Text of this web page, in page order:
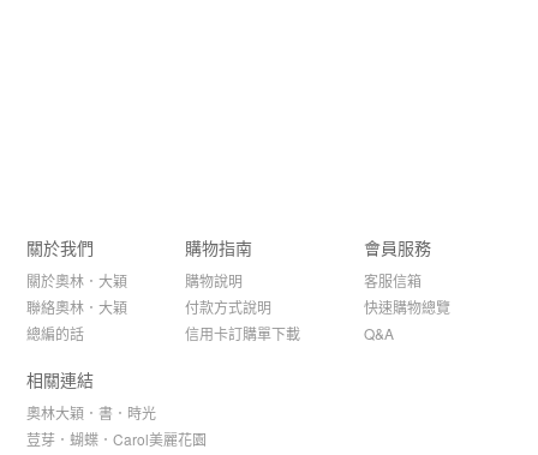
關於我們
關於奧林．大穎
聯絡奧林．大穎
總編的話
購物指南
購物說明
付款方式說明
信用卡訂購單下載
會員服務
客服信箱
快速購物總覽
Q&A
相關連結
奧林大穎．書．時光
荳芽．蝴蝶．Carol美麗花園